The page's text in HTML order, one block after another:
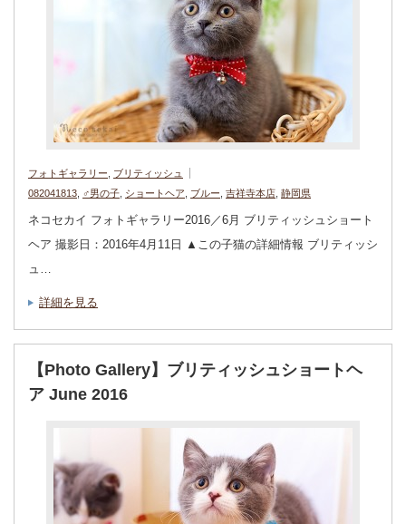
フォトギャラリー
ブリティッシュ
082041813
♂男の子 ショートヘア ブルー 吉祥寺本店 静岡県
ネコセカイ フォトギャラリー2016／6月 ブリティッシュショート
ヘア 撮影日：2016年4月11日 ▲この子猫の詳細情報 ブリティッシ
ュ…
詳細を見る
【Photo Gallery】ブリティッシュショートヘ
ア June 2016